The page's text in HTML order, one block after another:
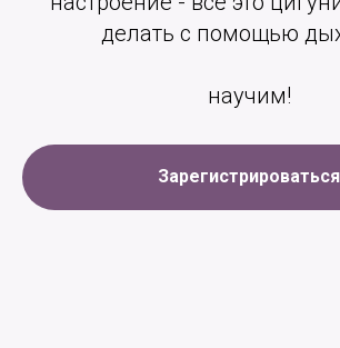
делать с помощью
научим!
Зарегистрироваться